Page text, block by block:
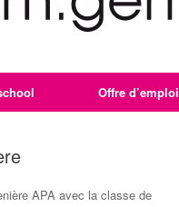
Offre d’emploi
APA avec la classe de